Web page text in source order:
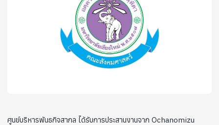
ศูนย์บริหารพันธกิจสากล ได้รับการประสานงานจาก Ochanomizu